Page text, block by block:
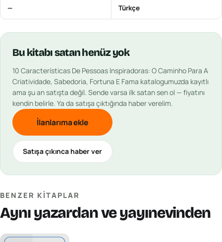
— Türkçe
Bu kitabısatan henüz yok
10 Características De Pessoas Inspiradoras: O Caminho Para A
Criatividade, Sabedoria, Fortuna E Fama katalogumuzda kayıtlı
ama şu an satışta değil. Sende varsa ilk satan sen ol — fiyatını
kendin belirle. Ya da satışa çıktığında haber verelim.
İlanlarıma ekle
Satışa çıkınca haber ver
BENZER KITAPLAR
Aynı yazardan ve yayınevinden